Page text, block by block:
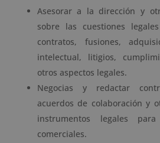
Asesorar a la dirección y
sobre las cuestiones
contratos, fusiones,
intelectual, litigios,
otros aspectos legales.
Negocias y redactar
acuerdos de colaboración y
instrumentos legales
comerciales.